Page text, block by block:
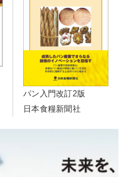
パン入門改訂2版
日本食糧新聞社